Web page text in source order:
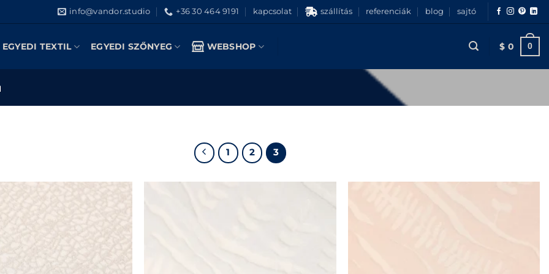
info@vandor.studio +36 30 464 9191 kapcsolat szállítás referenciák blog sajtó
EGYEDI TEXTIL EGYEDI SZŐNYEG WEBSHOP $ 0 0
1 2 3